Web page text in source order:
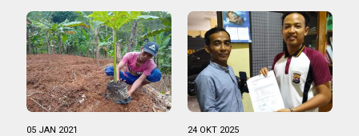
05 JAN 2021 24 OKT 2025